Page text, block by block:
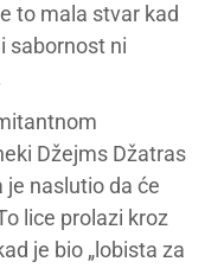
to mala stvar kad
sabornost ni
Džejms Džatras
je naslutio da će
lice prolazi kroz
je bio „lobista za